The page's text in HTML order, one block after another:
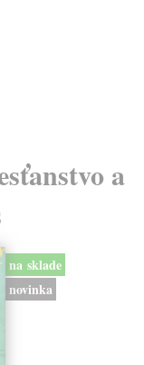
a
na sklade
novinka